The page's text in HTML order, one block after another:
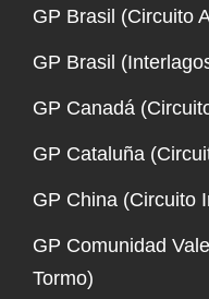
GP Brasil (Circuito
GP Brasil
GP Canadá
GP Cataluña
GP China (Circuito
GP Comunidad
Tormo)